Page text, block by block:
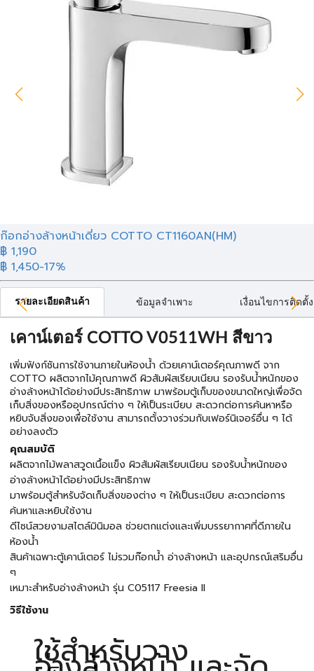
ก๊อกอ่างล้างหน้าเดี่ยว COTTO CT1160AN(HM)
฿ 1,190
฿ 1,450-17%
รายละเอียดสินค้า ข้อมูลจำเพาะ เงื่อนไขการติดตั้ง
เคาน์เตอร์ COTTO V0511WH สีขาว
เพิ่มฟังก์ชันการใช้งานภายในห้องน้ำ ด้วยเคาน์เตอร์คุณภาพดี จาก
COTTO ผลิตจากไม้คุณภาพดี ผิวสัมผัสเรียบเนียน รองรับน้ำหนักของ
อ่างล้างหน้าได้อย่างมีประสิทธิภาพ มาพร้อมตู้เก็บของขนาดใหญ่เพื่อจัด
เก็บสิ่งของหรืออุปกรณ์ต่าง ๆ ให้เป็นระเบียบ สะดวกต่อการค้นหาหรือ
หยิบจับสิ่งของเพื่อใช้งาน สามารถตั้งวางร่วมกับเฟอร์นิเจอร์อื่น ๆ ได้
อย่างลงตัว
คุณสมบัติ
ผลิตจากไม้พลาสวูดเนื้อแข็ง ผิวสัมผัสเรียบเนียน รองรับน้ำหนักของ
อ่างล้างหน้าได้อย่างมีประสิทธิภาพ
มาพร้อมตู้สำหรับจัดเก็บสิ่งของต่าง ๆ ให้เป็นระเบียบ สะดวกต่อการ
ค้นหาและหยิบใช้งาน
ดีไซน์สวยงามสไตล์มินิมอล ช่วยตกแต่งและเพิ่มบรรยากาศที่ดีภายใน
ห้องน้ำ
สินค้าเฉพาะตู้เคาน์เตอร์ ไม่รวมก๊อกน้ำ อ่างล้างหน้า และอุปกรณ์เสริมอื่น
ๆ
เหมาะสำหรับอ่างล้างหน้า รุ่น C05117 Freesia II
วิธีใช้งาน
ใช้สำหรับวาง